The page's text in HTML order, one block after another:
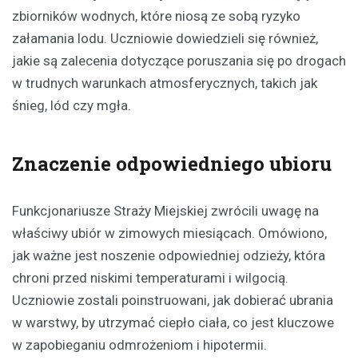
zbiorników wodnych, które niosą ze sobą ryzyko
załamania lodu. Uczniowie dowiedzieli się również,
jakie są zalecenia dotyczące poruszania się po drogach
w trudnych warunkach atmosferycznych, takich jak
śnieg, lód czy mgła.
Znaczenie odpowiedniego ubioru
Funkcjonariusze Straży Miejskiej zwrócili uwagę na
właściwy ubiór w zimowych miesiącach. Omówiono,
jak ważne jest noszenie odpowiedniej odzieży, która
chroni przed niskimi temperaturami i wilgocią.
Uczniowie zostali poinstruowani, jak dobierać ubrania
w warstwy, by utrzymać ciepło ciała, co jest kluczowe
w zapobieganiu odmrożeniom i hipotermii.